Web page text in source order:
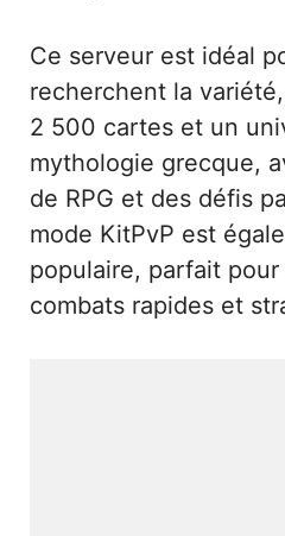
Ce serveur est idéal
recherchent la
2 500 cartes et un
mythologie grecque,
de RPG et des défis
mode KitPvP est
populaire, parfait
combats rapides et